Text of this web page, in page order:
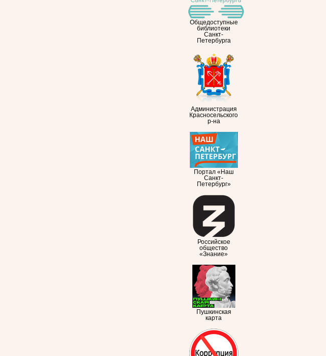
Общедоступные
библиотеки
Санкт-
Петербурга
Администрация
Красносельского
р-на
Портал «Наш
Санкт-
Петербург»
Российское
общество
«Знание»
Пушкинская
карта